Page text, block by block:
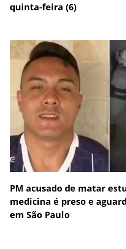
quinta-feira (6)
PM acusado de matar
medicina é preso e
em São Paulo